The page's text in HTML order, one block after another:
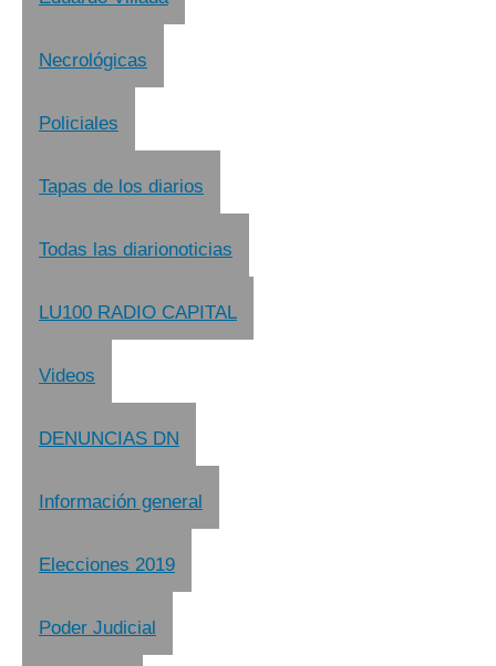
Necrológicas
Policiales
Tapas de los diarios
Todas las diarionoticias
LU100 RADIO CAPITAL
Videos
DENUNCIAS DN
Información general
Elecciones 2019
Poder Judicial